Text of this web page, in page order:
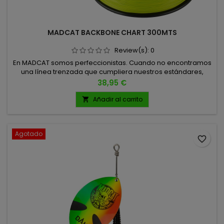
MADCAT BACKBONE CHART 300MTS
Review(s): 0
En MADCAT somos perfeccionistas. Cuando no encontramos
una línea trenzada que cumpliera nuestros estándares,
decidimos crear la nuestra. Tras extensas pruebas
comparando las mejores opciones del mercado,
desarrollamos una trenza hasta un 30% más fuerte que
cualquier otra disponible. Con esta línea se capturó
Precio
38,95 €
 Añadir al carrito
Agotado
favorite_border